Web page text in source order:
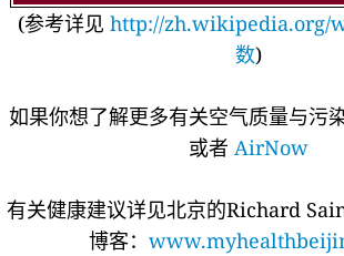
(参考详见 http://zh.wikipedia.org/
数)
如果你想了解更多有关空气质量与污
或者 AirNow
有关健康建议详见北京的Richard
博客：